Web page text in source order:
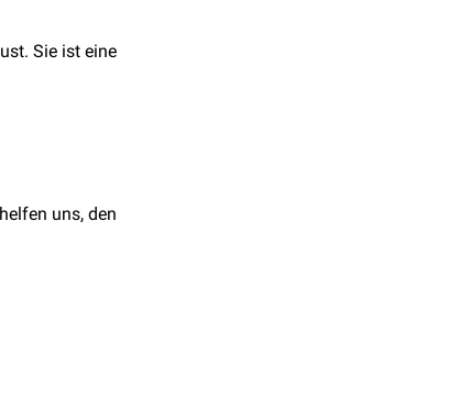
Sie ist eine
uns, den